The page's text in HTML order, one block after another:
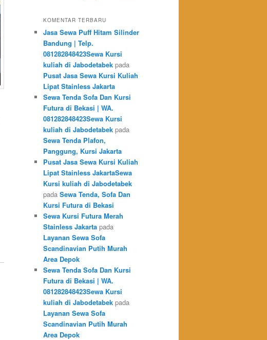
KOMENTAR TERBARU
Jasa Sewa Puff Hitam Silinder
Bandung | Telp.
081282848423Sewa Kursi
kuliah di Jabodetabek pada
Pusat Jasa Sewa Kursi Kuliah
Lipat Stainless Jakarta
Sewa Tenda Sofa Dan Kursi
Futura di Bekasi | WA.
081282848423Sewa Kursi
kuliah di Jabodetabek pada
Sewa Tenda Plafon,
Panggung, Kursi Jakarta
Pusat Jasa Sewa Kursi Kuliah
Lipat Stainless JakartaSewa
Kursi kuliah di Jabodetabek
pada Sewa Tenda, Sofa Dan
Kursi Futura di Bekasi
Sewa Kursi Futura Merah
Stainless Jakarta pada
Layanan Sewa Sofa
Scandinavian Putih Murah
Area Depok
Sewa Tenda Sofa Dan Kursi
Futura di Bekasi | WA.
081282848423Sewa Kursi
kuliah di Jabodetabek pada
Layanan Sewa Sofa
Scandinavian Putih Murah
Area Depok